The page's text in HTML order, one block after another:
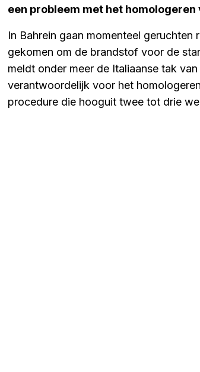
een probleem met het homologeren
In Bahrein gaan momenteel
gekomen om de brandstof voor de
meldt onder meer de Italiaanse tak van
verantwoordelijk voor het
procedure die hooguit twee tot drie